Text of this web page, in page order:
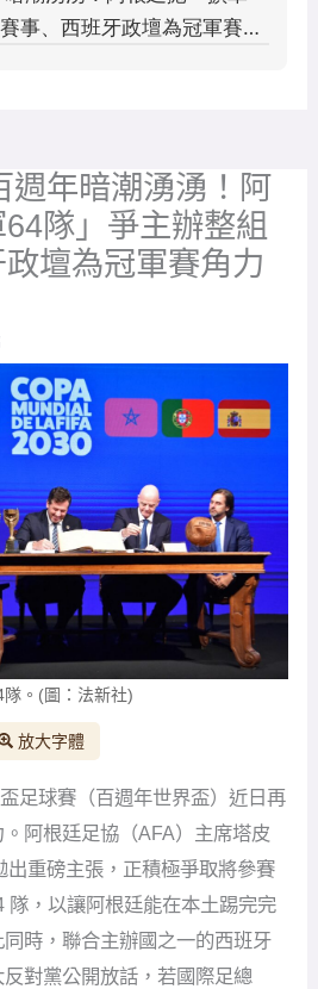
週年暗潮湧湧！阿
隊」爭主辦整組
壇為冠軍賽角力
。(圖：法新社)
放大字體
足球賽（百週年世界盃）近日再
阿根廷足協（AFA）主席塔皮
出重磅主張，正積極爭取將參賽
隊，以讓阿根廷能在本土踢完完
時，聯合主辦國之一的西班牙
對黨公開放話，若國際足總